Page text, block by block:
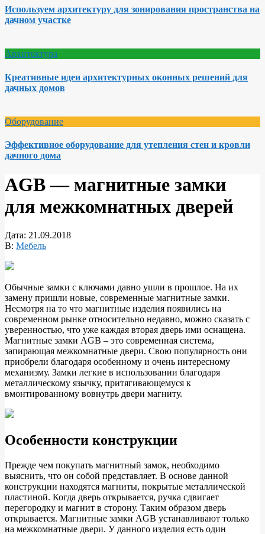
Используем архитектуру для зонирования пространства на
дачном участке
Архитектура
Креативные идеи архитектурных оконных решений для
дачных домов
Оборудование
Эффективное оборудование для утепления стен и кровли
дачного дома
AGB — магнитные замки
для межкомнатных дверей
Дата: 21.09.2018
В: Мебель
Обычные замки с ключами давно ушли в прошлое. На их
замену пришли новые, современные магнитные замки.
Несмотря на то что магнитные изделия появились на
современном рынке относительно недавно, можно сказать с
уверенностью, что уже каждая вторая дверь ими оснащена.
Магнитные замки AGB – это современная система,
запирающая межкомнатные двери. Свою популярность они
приобрели благодаря особенному и очень интересному
механизму. Замки легкие в использовании благодаря
металлическому язычку, притягивающемуся к
вмонтированному вовнутрь двери магниту.
Особенности конструкции
Прежде чем покупать магнитный замок, необходимо
выяснить, что он собой представляет. В основе данной
конструкции находятся магниты, покрытые металлической
пластиной. Когда дверь открывается, ручка сдвигает
перегородку и магнит в сторону. Таким образом дверь
открывается. Магнитные замки AGB устанавливают только
на межкомнатные двери. У данного изделия есть один